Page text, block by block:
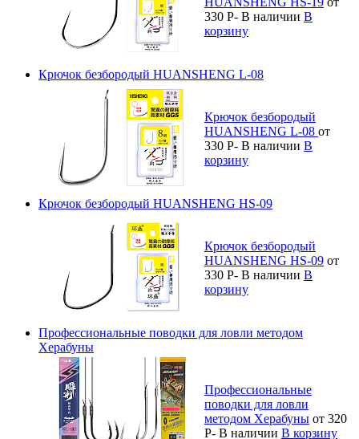
330 Р- В наличии В
корзину
Крючок безбородый HUANSHENG L-08
Крючок безбородый
HUANSHENG L-08 от
330 Р- В наличии В
корзину
Крючок безбородый HUANSHENG HS-09
Крючок безбородый
HUANSHENG HS-09 от
330 Р- В наличии В
корзину
Профессиональные поводки для ловли методом
Херабуны
Профессиональные
поводки для ловли
методом Херабуны от 320
Р- В наличии В корзину